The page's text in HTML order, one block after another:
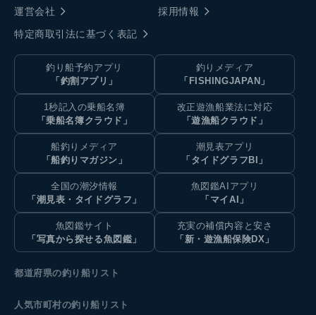
運営会社
採用情報
特定商取引法に基づく表記
釣り船予約アプリ
「釣割アプリ」
釣りメディア
「FISHINGJAPAN」
1秒記入の乗船名簿
「乗船名簿クラウド」
改正遊漁船業法に対応
「遊漁船クラウド」
船釣りメディア
「船釣りマガジン」
潮見表アプリ
「タイドグラフBI」
全国の潮汐情報
「潮見表・タイドグラフ」
魚図鑑AIアプリ
「マイAI」
魚図鑑サイト
「写真から探せる魚図鑑」
充実の補償内容と安さ
「新・遊漁船保険DX」
都道府県の釣り船リスト
人気市町村の釣り船リスト